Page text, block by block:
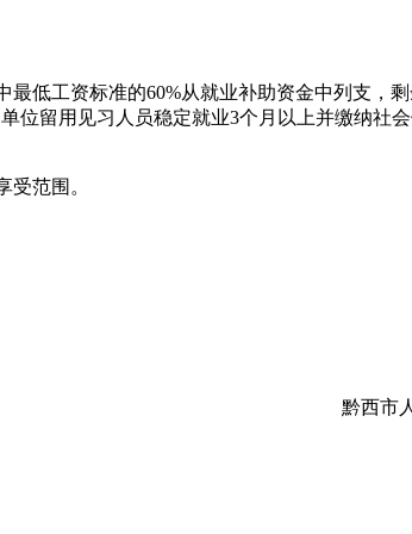
工资标准的60%从就业补助资金中列支，剩
位留用见习人员稳定就业3个月以上并缴纳社
范围。
黔西市人